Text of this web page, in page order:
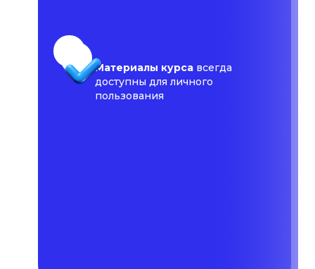
Материалы курса всегда
доступны для личного
пользования